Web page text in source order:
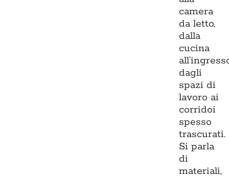
camera
da letto,
dalla
cucina
dagli
spazi di
lavoro ai
corridoi
spesso
trascurati.
Si parla
di
materiali,